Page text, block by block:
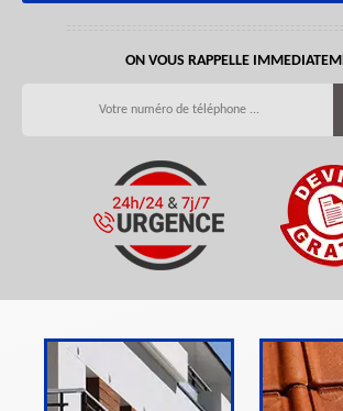
ON VOUS RAPPELLE